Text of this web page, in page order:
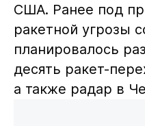
США. Ранее под
ракетной угрозы
планировалось
десять ракет-
а также радар в